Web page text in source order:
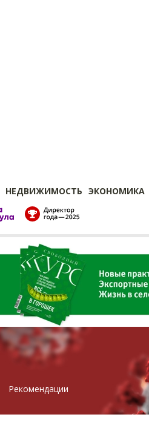
НЕДВИЖИМОСТЬ ЭКОНОМИКА
Рекомендации